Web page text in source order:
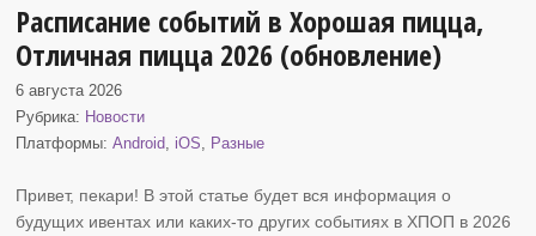
Расписание событий в Хорошая пицца,
Отличная пицца 2026 (обновление)
6 августа 2026
Рубрика: Новости
Платформы:Android, iOS, Разные
Привет, пекари! В этой статье будет вся информация о
будущих ивентах или каких-то других событиях в ХПОП в 2026